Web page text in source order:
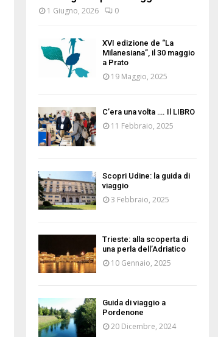
1 Giugno, 2026 0
XVI edizione de “La
Milanesiana”, il 30 maggio
a Prato
19 Maggio, 2025
C’era una volta …. Il LIBRO
11 Febbraio, 2025
Scopri Udine: la guida di
viaggio
3 Febbraio, 2025
Trieste: alla scoperta di
una perla dell’Adriatico
10 Gennaio, 2025
Guida di viaggio a
Pordenone
20 Dicembre, 2024